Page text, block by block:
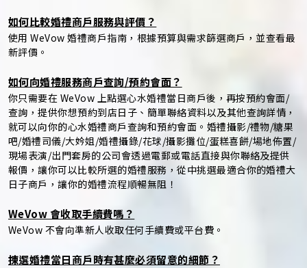
如何比較婚禮商戶服務與評價？
使用 WeVow 婚禮商戶指南，根據預算與需求篩選商戶，並查看最
新評價。
如何向婚禮服務商戶查詢/預約會面？
你只需要在 WeVow 上點選心水婚禮當日商戶後，再按預約會面/
查詢，提供你想預約到店日子、簡單聯絡資料以及其他查詢詳情，
就可以向你的心水婚禮商戶查詢和預約會面。婚禮攝影/禮物/糖果
吧/婚禮司儀/大妗姐/婚禮攝錄/花球/攝影攤位/蛋糕喜餅/場地佈置/
現場表演/出門套房的公司會透過電郵或電話直接與你聯絡及提供
報價，讓你可以比較所選的婚禮服務，從中挑選最適合你的婚禮大
日子商戶，讓你的婚禮流程順暢無阻！
WeVow 會收取手續費嗎？
WeVow 不會向準新人收取任何手續費或平台費。
揀選婚禮當日商戶時有甚麼必須留意的細節？